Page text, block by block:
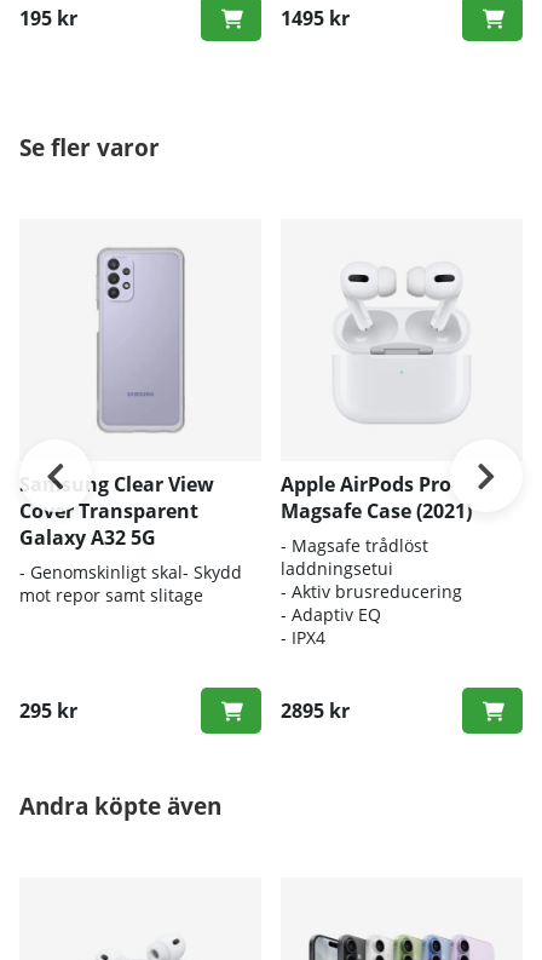
195 kr 1495 kr
Se fler varor
Samsung Clear View
Cover Transparent
Galaxy A32 5G
- Genomskinligt skal- Skydd
mot repor samt slitage
295 kr
Apple AirPods Pro
Magsafe Case (2021)
- Magsafe trådlöst
laddningsetui
- Aktiv brusreducering
- Adaptiv EQ
- IPX4
2895 kr
Andra köpte även